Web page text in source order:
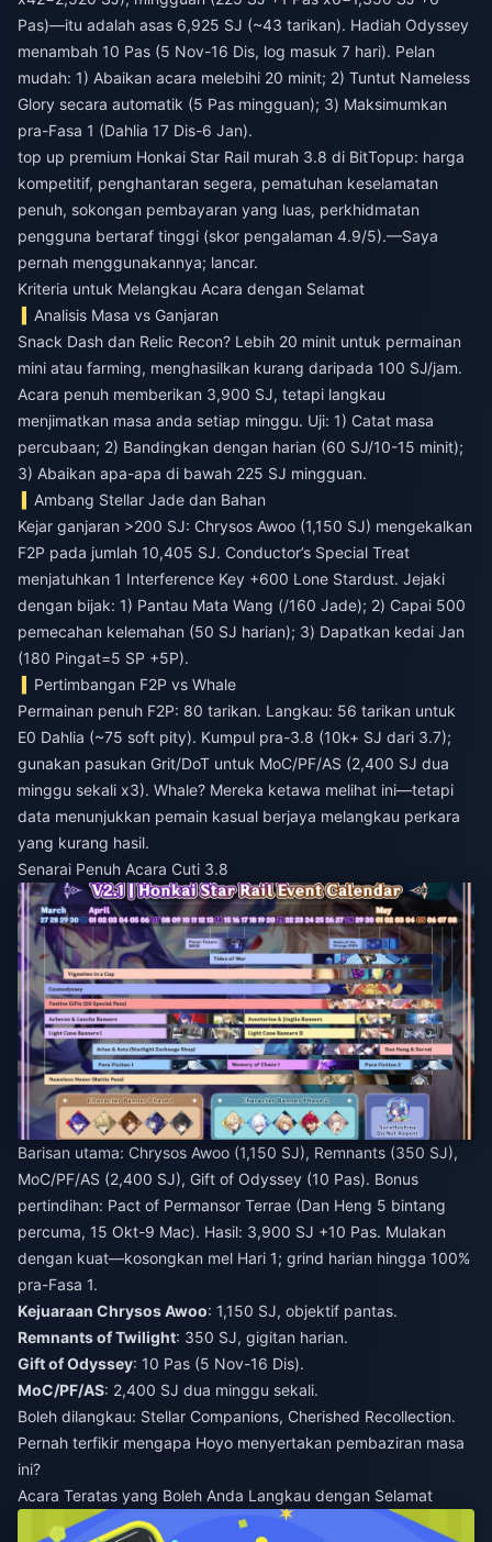
Pas)—itu adalah asas 6,925 SJ (~43 tarikan). Hadiah Odyssey
menambah 10 Pas (5 Nov-16 Dis, log masuk 7 hari). Pelan
mudah: 1) Abaikan acara melebihi 20 minit; 2) Tuntut Nameless
Glory secara automatik (5 Pas mingguan); 3) Maksimumkan
pra-Fasa 1 (Dahlia 17 Dis-6 Jan).
top up premium Honkai Star Rail murah 3.8 di BitTopup: harga
kompetitif, penghantaran segera, pematuhan keselamatan
penuh, sokongan pembayaran yang luas, perkhidmatan
pengguna bertaraf tinggi (skor pengalaman 4.9/5).—Saya
pernah menggunakannya; lancar.
Kriteria untuk Melangkau Acara dengan Selamat
Analisis Masa vs Ganjaran
Snack Dash dan Relic Recon? Lebih 20 minit untuk permainan
mini atau farming, menghasilkan kurang daripada 100 SJ/jam.
Acara penuh memberikan 3,900 SJ, tetapi langkau
menjimatkan masa anda setiap minggu. Uji: 1) Catat masa
percubaan; 2) Bandingkan dengan harian (60 SJ/10-15 minit);
3) Abaikan apa-apa di bawah 225 SJ mingguan.
Ambang Stellar Jade dan Bahan
Kejar ganjaran >200 SJ: Chrysos Awoo (1,150 SJ) mengekalkan
F2P pada jumlah 10,405 SJ. Conductor’s Special Treat
menjatuhkan 1 Interference Key +600 Lone Stardust. Jejaki
dengan bijak: 1) Pantau Mata Wang (/160 Jade); 2) Capai 500
pemecahan kelemahan (50 SJ harian); 3) Dapatkan kedai Jan
(180 Pingat=5 SP +5P).
Pertimbangan F2P vs Whale
Permainan penuh F2P: 80 tarikan. Langkau: 56 tarikan untuk
E0 Dahlia (~75 soft pity). Kumpul pra-3.8 (10k+ SJ dari 3.7);
gunakan pasukan Grit/DoT untuk MoC/PF/AS (2,400 SJ dua
minggu sekali x3). Whale? Mereka ketawa melihat ini—tetapi
data menunjukkan pemain kasual berjaya melangkau perkara
yang kurang hasil.
Senarai Penuh Acara Cuti 3.8
Barisan utama: Chrysos Awoo (1,150 SJ), Remnants (350 SJ),
MoC/PF/AS (2,400 SJ), Gift of Odyssey (10 Pas). Bonus
pertindihan: Pact of Permansor Terrae (Dan Heng 5 bintang
percuma, 15 Okt-9 Mac). Hasil: 3,900 SJ +10 Pas. Mulakan
dengan kuat—kosongkan mel Hari 1; grind harian hingga 100%
pra-Fasa 1.
Kejuaraan Chrysos Awoo: 1,150 SJ, objektif pantas.
Remnants of Twilight: 350 SJ, gigitan harian.
Gift of Odyssey: 10 Pas (5 Nov-16 Dis).
MoC/PF/AS: 2,400 SJ dua minggu sekali.
Boleh dilangkau: Stellar Companions, Cherished Recollection.
Pernah terfikir mengapa Hoyo menyertakan pembaziran masa
ini?
Acara Teratas yang Boleh Anda Langkau dengan Selamat